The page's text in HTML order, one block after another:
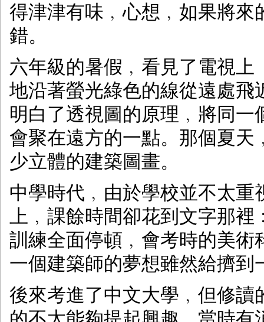
得津津有味﹐心想﹐如果將
錯。
六年級的暑假﹐看見了電視
地沿著螢光綠色的線從遠處
明白了透視圖的原理﹐將同
會聚在遠方的一點。那個夏
少立體的建築圖畫。
中學時代﹐由於學校並不太
上﹐課餘時間卻花到文字那
訓練全面停頓﹐會考時的美
一個建築師的夢想雖然給擠
後來考進了中文大學﹐但修